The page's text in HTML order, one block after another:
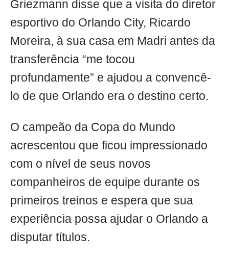
Griezmann disse que a visita do diretor
esportivo do Orlando City, Ricardo
Moreira, à sua casa em Madri antes da
transferência “me tocou
profundamente” e ajudou a convencê-
lo de que Orlando era o destino certo.
O campeão da Copa do Mundo
acrescentou que ficou impressionado
com o nível de seus novos
companheiros de equipe durante os
primeiros treinos e espera que sua
experiência possa ajudar o Orlando a
disputar títulos.